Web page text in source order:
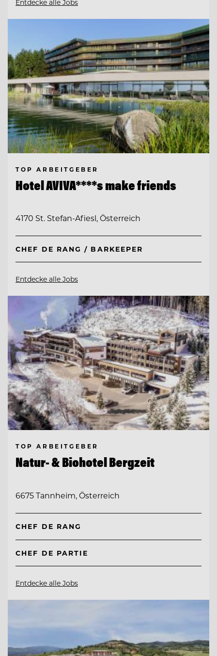
Entdecke alle Jobs
TOP ARBEITGEBER
Hotel AVIVA****s make friends
4170 St. Stefan-Afiesl, Österreich
CHEF DE RANG / BARKEEPER
Entdecke alle Jobs
TOP ARBEITGEBER
Natur- & Biohotel Bergzeit
6675 Tannheim, Österreich
CHEF DE RANG
CHEF DE PARTIE
Entdecke alle Jobs